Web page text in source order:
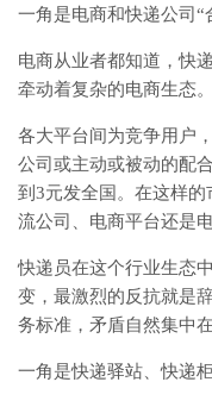
一角是电商和快递公司
电商从业者都知道，快
牵动着复杂的电商生态。
各大平台间为竞争用户
公司或主动或被动的配
到3元发全国。在这样
流公司、电商平台还是
快递员在这个行业生态
变，最激烈的反抗就是
务标准，矛盾自然集中
一角是快递驿站、快递